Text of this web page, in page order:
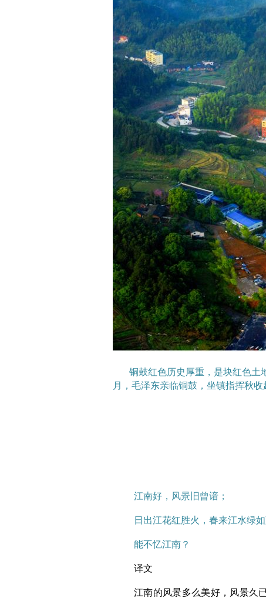
铜鼓红色历史厚重，是块红色
月，毛泽东亲临铜鼓，坐镇指挥秋收
江南好，风景旧曾谙；
日出江花红胜火，春来江水绿如
能不忆江南？
译文
江南的风景多么美好，风景久